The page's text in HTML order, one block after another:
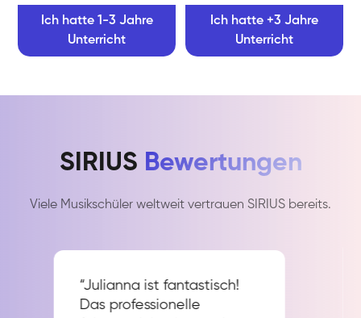
Ich hatte 1-3 Jahre
Unterricht
Ich hatte +3 Jahre
Unterricht
SIRIUS Bewertungen
Viele Musikschüler weltweit vertrauen SIRIUS bereits.
“Julianna ist fantastisch!
Das professionelle